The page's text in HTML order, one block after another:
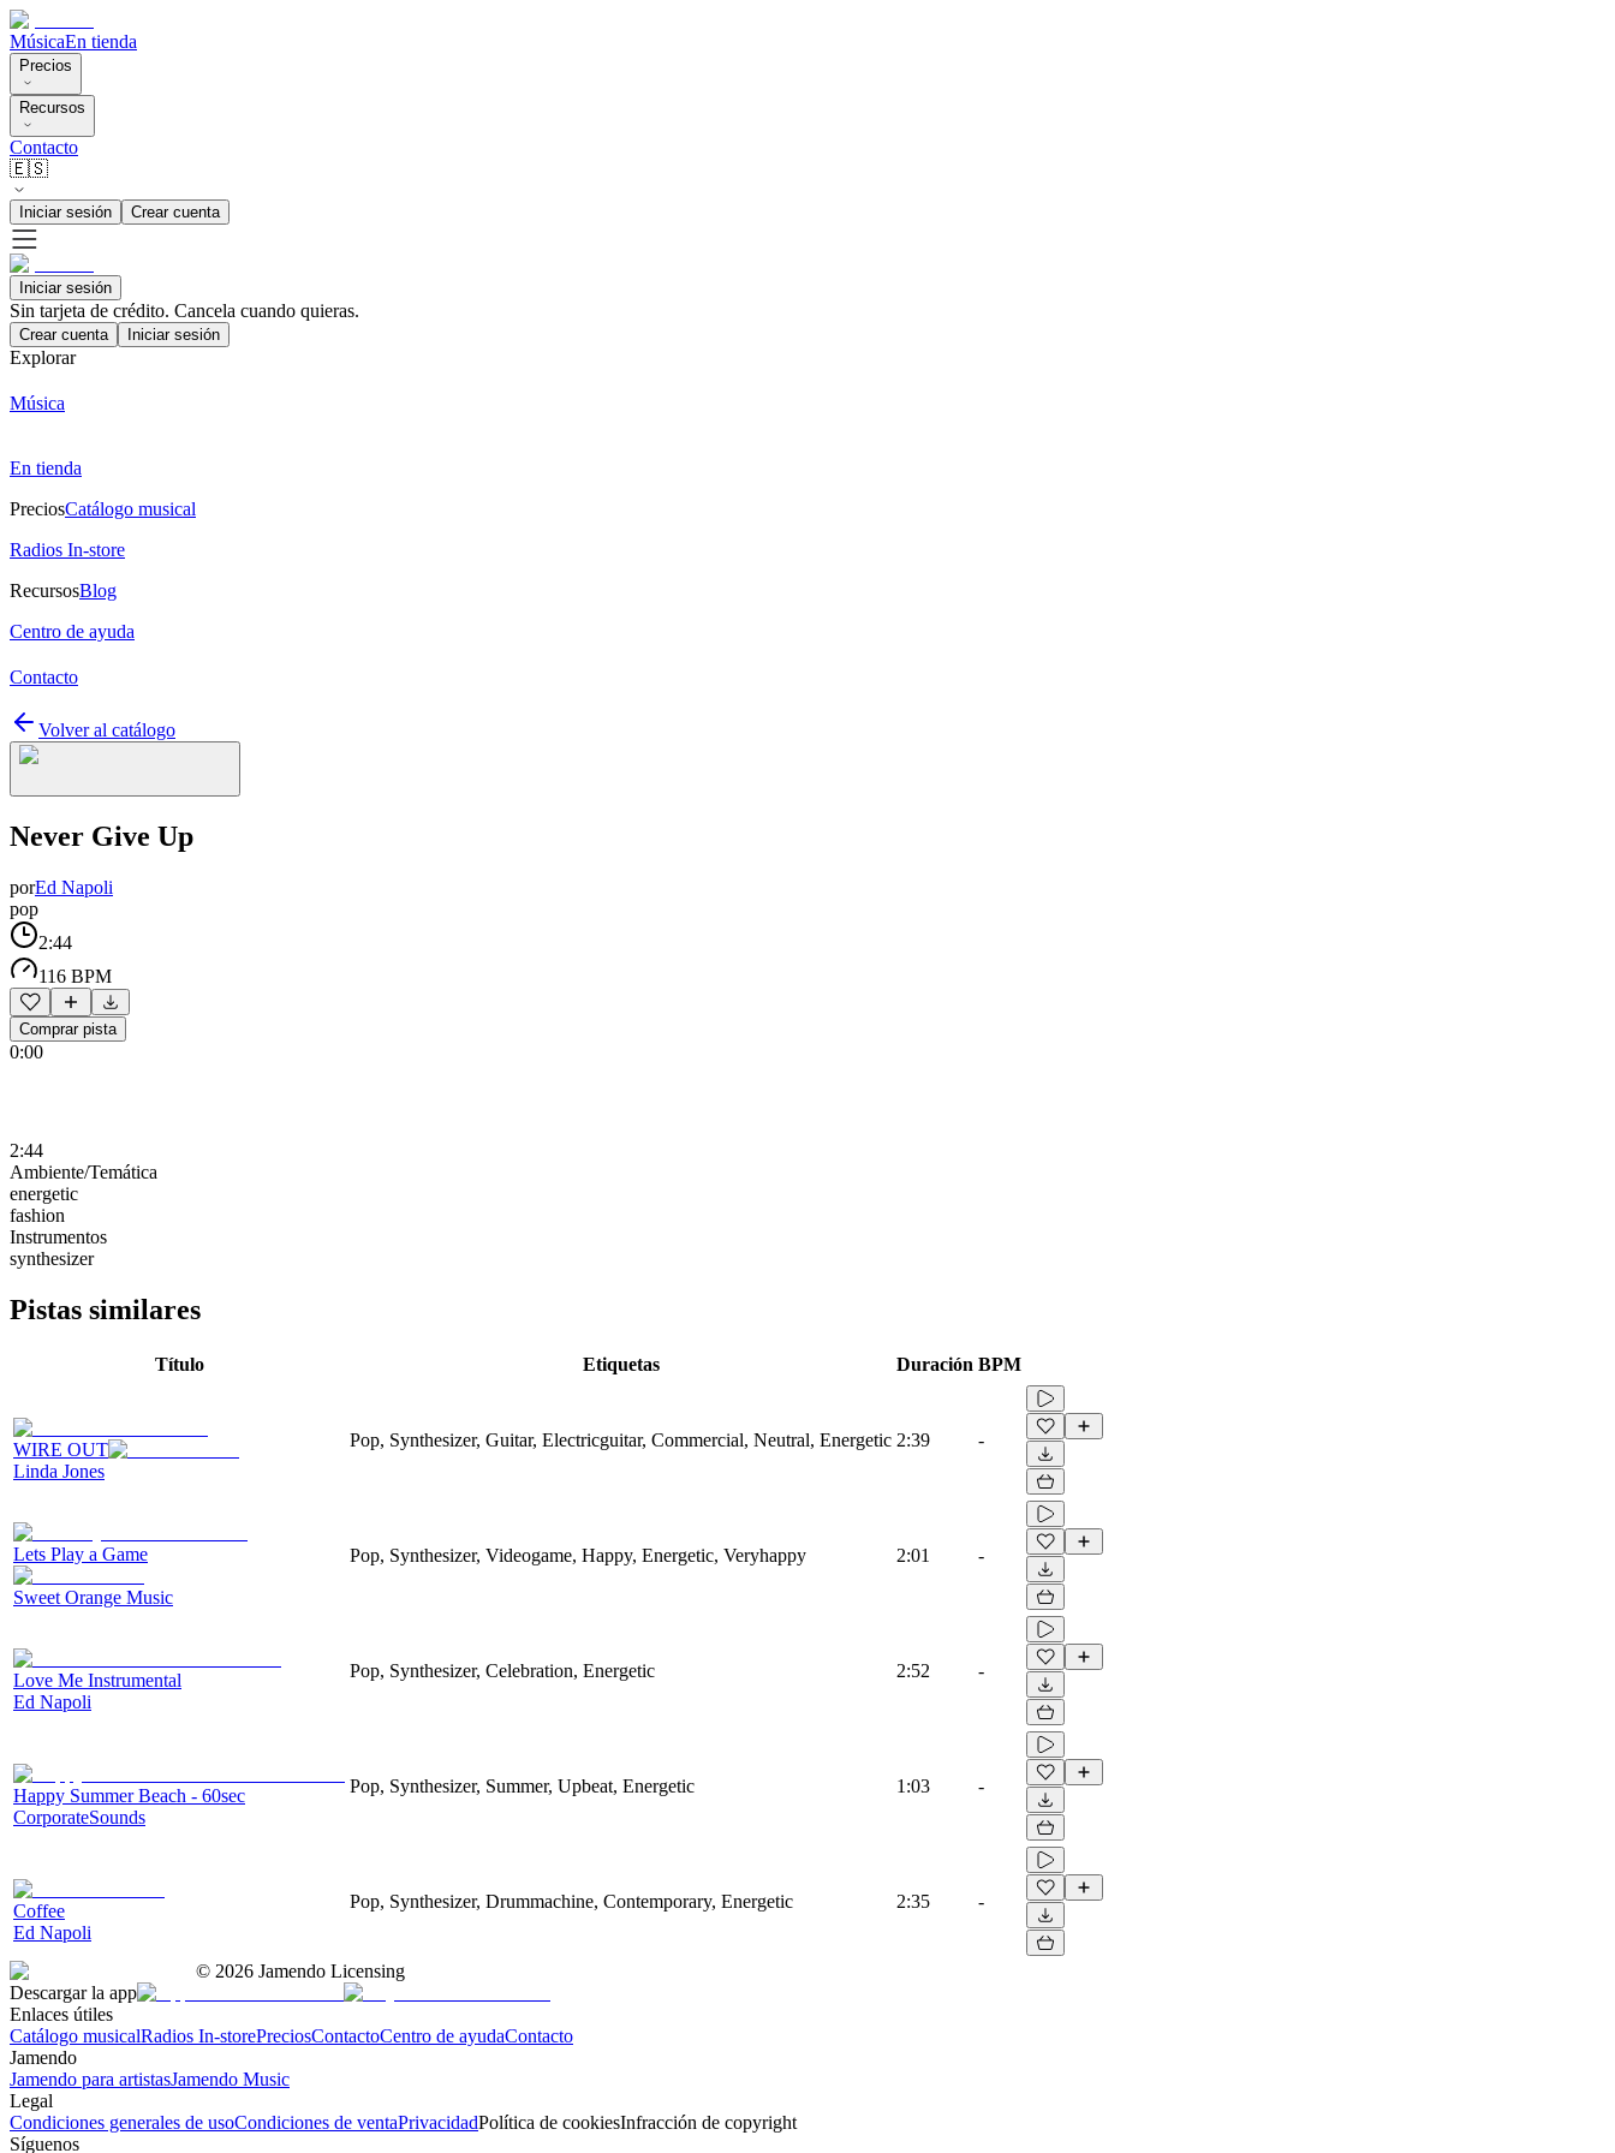
MúsicaEn tienda
Precios
Recursos
Contacto
🇪🇸
Iniciar sesión Crear cuenta
Iniciar sesión
Sin tarjeta de crédito. Cancela cuando quieras.
Crear cuenta Iniciar sesión
Explorar
Música
En tienda
PreciosCatálogo musical
Radios In-store
RecursosBlog
Centro de ayuda
Contacto
Volver al catálogo
Never Give Up
porEd Napoli
pop
2:44
116 BPM
Comprar pista
0:00
2:44
Ambiente/Temática
energetic
fashion
Instrumentos
synthesizer
Pistas similares
Título Etiquetas Duración BPM
WIRE OUT
Linda Jones
Pop, Synthesizer, Guitar, Electricguitar, Commercial, Neutral, Energetic 2:39 -
Lets Play a Game
Sweet Orange Music
Pop, Synthesizer, Videogame, Happy, Energetic, Veryhappy 2:01 -
Love Me Instrumental
Ed Napoli
Pop, Synthesizer, Celebration, Energetic 2:52 -
Happy Summer Beach - 60sec
CorporateSounds
Pop, Synthesizer, Summer, Upbeat, Energetic 1:03 -
Coffee
Ed Napoli
Pop, Synthesizer, Drummachine, Contemporary, Energetic 2:35 -
© 2026 Jamendo Licensing
Descargar la app
Enlaces útiles
Catálogo musicalRadios In-storePreciosContactoCentro de ayudaContacto
Jamendo
Jamendo para artistasJamendo Music
Legal
Condiciones generales de usoCondiciones de ventaPrivacidadPolítica de cookiesInfracción de copyright
Síguenos